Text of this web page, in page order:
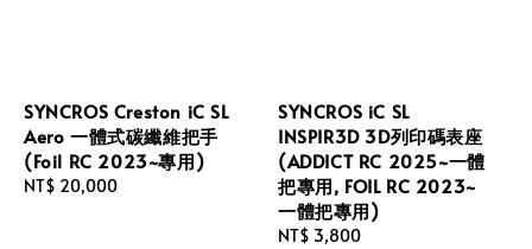
SYNCROS Creston iC SL
Aero 一體式碳纖維把手
(Foil RC 2023~專用)
Regular
NT$ 20,000
SYNCROS iC SL
INSPIR3D 3D列印碼表座
(ADDICT RC 2025~一體
把專用, FOIL RC 2023~
一體把專用)
Regular
NT$ 3,800